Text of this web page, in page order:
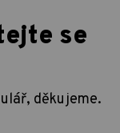
se
děkujeme.